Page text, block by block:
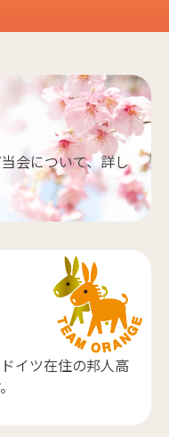
会について、詳し
イツ在住の邦人高